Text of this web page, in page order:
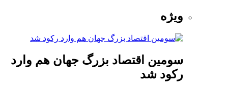
ویژه
سومین اقتصاد بزرگ جهان هم وارد
رکود شد